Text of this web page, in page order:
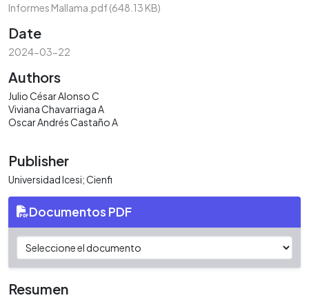
Informes Mallama.pdf(648.13 KB)
Date
2024-03-22
Authors
Julio César Alonso C
Viviana Chavarriaga A
Oscar Andrés Castaño A
Publisher
Universidad Icesi; Cienfi
Documentos PDF
Resumen